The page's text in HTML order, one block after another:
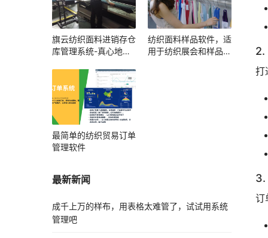
2.
打
3.
订
旗云纺织面料进销存仓
库管理系统-真心地管
纺织面料样品软件，适
用于纺织展会和样品展
最简单的纺织贸易订单
管理软件
最新新闻
成千上万的样布，用表格太难管了，试试用系统
管理吧